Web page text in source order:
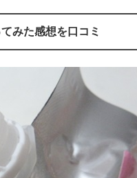
みた感想を口コミ